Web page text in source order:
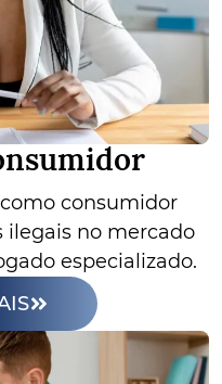
consumidor
ilegais no mercado
especializado.